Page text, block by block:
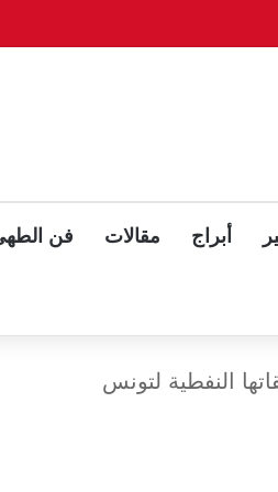
بعد قمة ألاسكا
أبراج مقالات فن
النفطية لتونس